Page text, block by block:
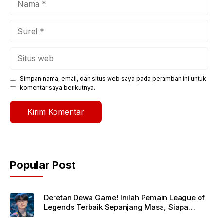
Simpan nama, email, dan situs web saya pada peramban ini untuk
komentar saya berikutnya.
Popular Post
Deretan Dewa Game! Inilah Pemain League of
Legends Terbaik Sepanjang Masa, Siapa